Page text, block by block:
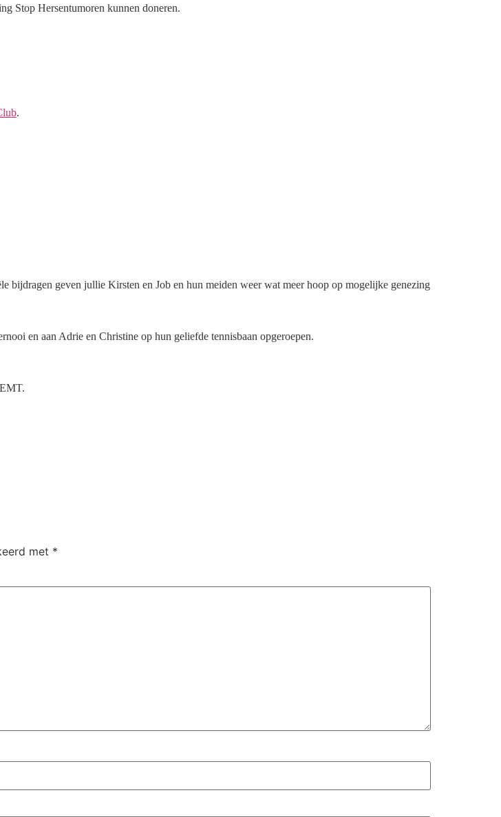
Stop Hersentumoren kunnen doneren.
.
bijdragen geven jullie Kirsten en Job en hun meiden weer wat meer hoop op mogelijke genezing
en aan Adrie en Christine op hun geliefde tennisbaan opgeroepen.
met *